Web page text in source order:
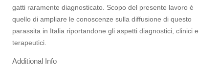
gatti raramente diagnosticato. Scopo del presente lavoro è
quello di ampliare le conoscenze sulla diffusione di questo
parassita in Italia riportandone gli aspetti diagnostici, clinici e
terapeutici.
Additional Info